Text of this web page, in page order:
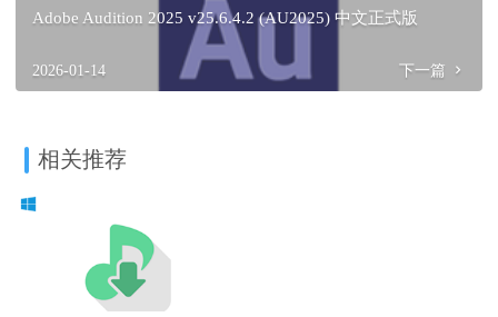
Adobe Audition 2025 v25.6.4.2 (AU2025) 中文正式版
2026-01-14 下一篇
相关推荐